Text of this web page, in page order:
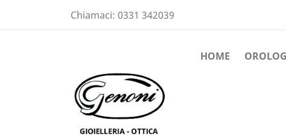
Chiamaci: 0331 342039
HOME